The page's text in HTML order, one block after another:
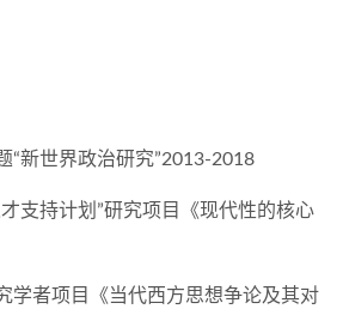
“新世界政治研究”2013-2018
支持计划”研究项目《现代性的核心
学者项目《当代西方思想争论及其对